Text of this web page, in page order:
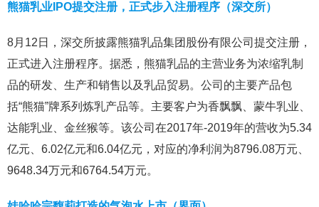
熊猫乳业IPO提交注册，正式步入注册程序（深交所）
8月12日，深交所披露熊猫乳品集团股份有限公司提交注册，
正式进入注册程序。据悉，熊猫乳品的主营业务为浓缩乳制
品的研发、生产和销售以及乳品贸易。公司的主要产品包
括“熊猫”牌系列炼乳产品等。主要客户为香飘飘、蒙牛乳业、
达能乳业、金丝猴等。该公司在2017年-2019年的营收为5.34
亿元、6.02亿元和6.04亿元，对应的净利润为8796.08万元、
9648.34万元和6764.54万元。